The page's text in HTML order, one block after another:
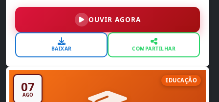
OUVIR AGORA
BAIXAR COMPARTILHAR
07
AGO
EDUCAÇÃO